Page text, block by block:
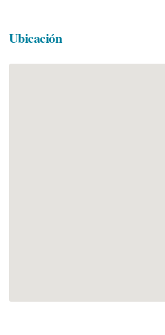
Ubicación